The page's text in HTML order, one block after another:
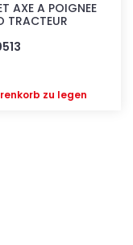
AXE A POIGNEE
TRACTEUR
zu legen